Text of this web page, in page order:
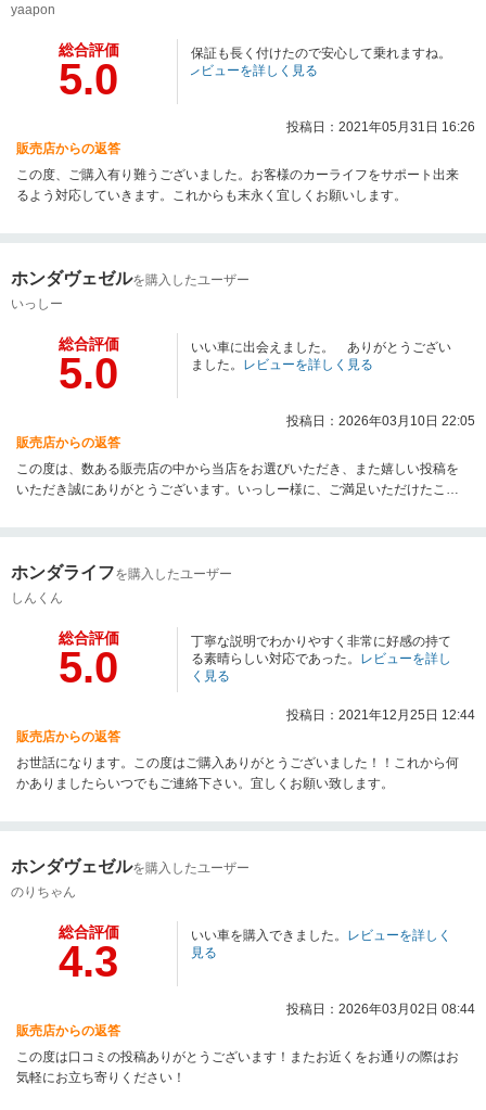
yaapon
総合評価
5.0
保証も長く付けたので安心して乗れますね。
レビューを詳しく見る
投稿日：2021年05月31日 16:26
販売店からの返答
この度、ご購入有り難うございました。お客様のカーライフをサポート出来
るよう対応していきます。これからも末永く宜しくお願いします。
ホンダヴェゼルを購入したユーザー
いっしー
総合評価
5.0
いい車に出会えました。 ありがとうござい
ました。 レビューを詳しく見る
投稿日：2026年03月10日 22:05
販売店からの返答
この度は、数ある販売店の中から当店をお選びいただき、また嬉しい投稿を
いただき誠にありがとうございます。いっしー様に、ご満足いただけたこと
ますので、宜しくお願い致します。
ホンダライフを購入したユーザー
しんくん
総合評価
5.0
丁寧な説明でわかりやすく非常に好感の持て
る素晴らしい対応であった。 レビューを詳し
く見る
投稿日：2021年12月25日 12:44
販売店からの返答
お世話になります。この度はご購入ありがとうございました！！これから何
かありましたらいつでもご連絡下さい。宜しくお願い致します。
ホンダヴェゼルを購入したユーザー
のりちゃん
総合評価
4.3
いい車を購入できました。 レビューを詳しく
見る
投稿日：2026年03月02日 08:44
販売店からの返答
この度は口コミの投稿ありがとうございます！またお近くをお通りの際はお
気軽にお立ち寄りください！